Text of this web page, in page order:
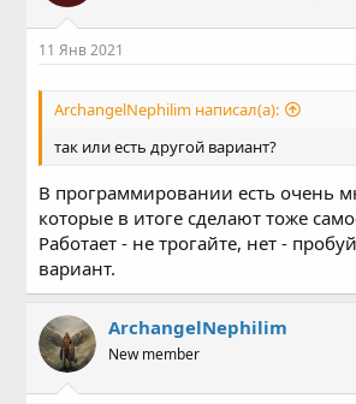
11 Янв 2021
ArchangelNephilim написал(а):
так или есть другой вариант?
В программировании есть очень
которые в итоге сделают тоже
Работает - не трогайте, нет -
вариант.
ArchangelNephilim
New member